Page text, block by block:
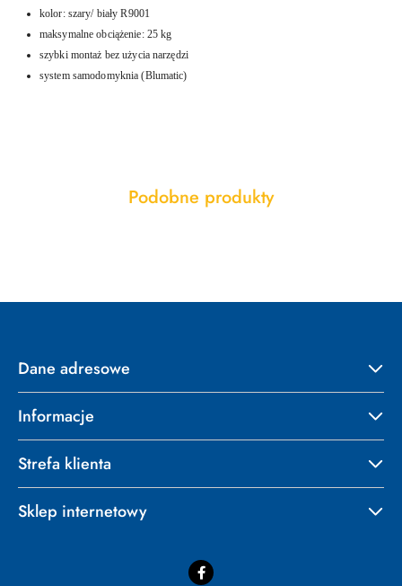
kolor: szary/ biały R9001
maksymalne obciążenie: 25 kg
szybki montaż bez użycia narzędzi
system samodomyknia (Blumatic)
Pomiń karuzelę produktów
Produkty
Podobne produkty
Dane adresowe
Informacje
Strefa klienta
Sklep internetowy